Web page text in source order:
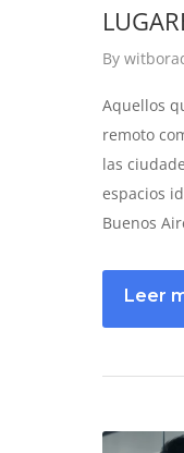
By
Aquellos
remoto
las
espacios
Buenos